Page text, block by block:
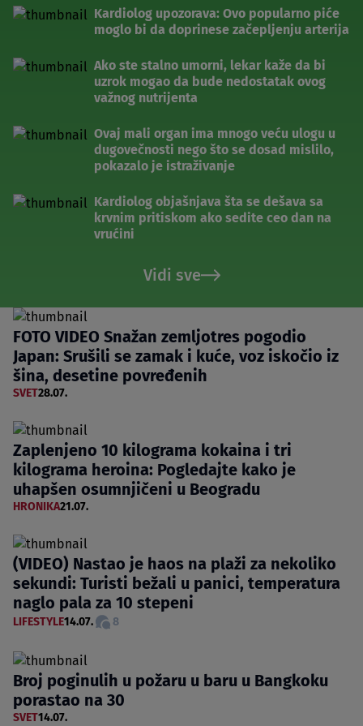
Kardiolog upozorava: Ovo popularno piće
moglo bi da doprinese začepljenju arterija
Ako ste stalno umorni, lekar kaže da bi
uzrok mogao da bude nedostatak ovog
važnog nutrijenta
Ovaj mali organ ima mnogo veću ulogu u
dugovečnosti nego što se dosad mislilo,
pokazalo je istraživanje
Kardiolog objašnjava šta se dešava sa
krvnim pritiskom ako sedite ceo dan na
vrućini
Vidi sve
FOTO VIDEO Snažan zemljotres pogodio
Japan: Srušili se zamak i kuće, voz iskočio iz
šina, desetine povređenih
SVET28.07.
Zaplenjeno 10 kilograma kokaina i tri
kilograma heroina: Pogledajte kako je
uhapšen osumnjičeni u Beogradu
HRONIKA21.07.
(VIDEO) Nastao je haos na plaži za nekoliko
sekundi: Turisti bežali u panici, temperatura
naglo pala za 10 stepeni
LIFESTYLE14.07. 8
Broj poginulih u požaru u baru u Bangkoku
porastao na 30
SVET14.07.